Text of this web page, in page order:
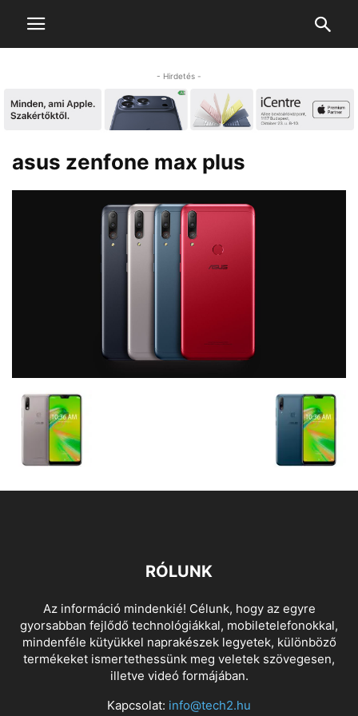
- Hirdetés -
asus zenfone max plus
RÓLUNK
Az információ mindenkié! Célunk, hogy az egyre
gyorsabban fejlődő technológiákkal, mobiletelefonokkal,
mindenféle kütyükkel naprakészek legyetek, különböző
termékeket ismertethessünk meg veletek szövegesen,
illetve videó formájában.
Kapcsolat: info@tech2.hu